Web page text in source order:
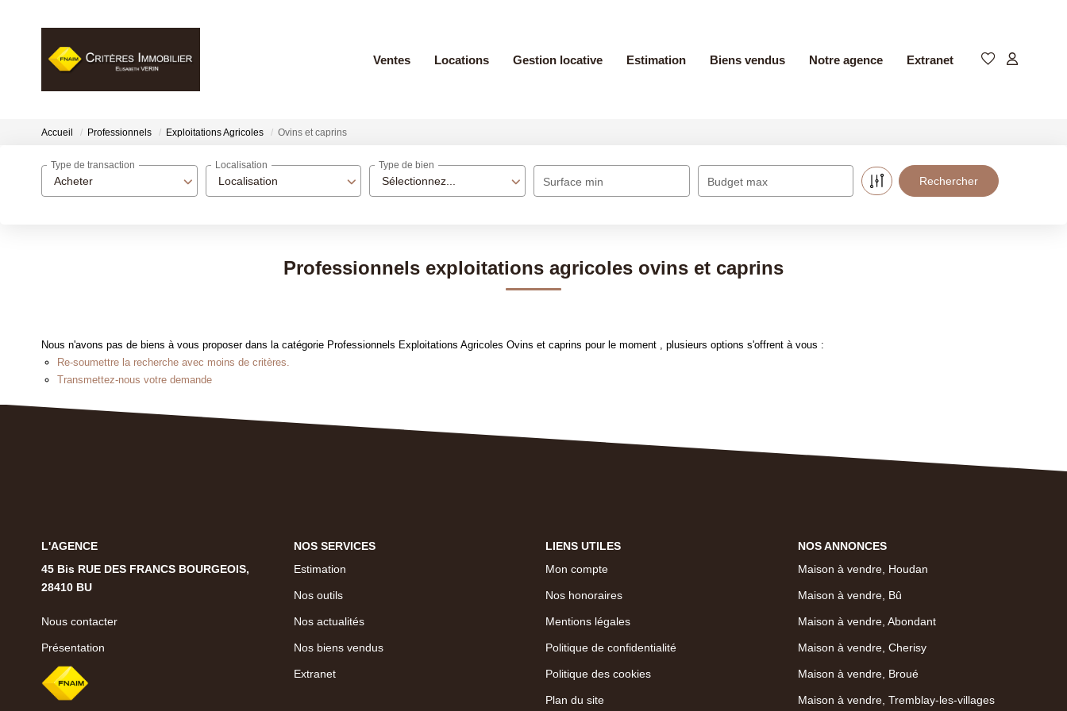
Ventes Locations Gestion locative Estimation Biens vendus Notre agence Extranet
Accueil Professionnels Exploitations Agricoles Ovins et caprins
Acheter
Type de transaction
Localisation
Localisation
Sélectionnez...
Type de bien
Surface min Budget max
Professionnels exploitations agricoles ovins et caprins
Nous n'avons pas de biens à vous proposer dans la catégorie Professionnels Exploitations Agricoles Ovins et caprins pour le moment , plusieurs options s'offrent à vous :
Re-soumettre la recherche avec moins de critères.
Transmettez-nous votre demande
L'AGENCE
45 Bis RUE DES FRANCS BOURGEOIS,
28410 BU
Nous contacter
Présentation
NOS SERVICES
Estimation
Nos outils
Nos actualités
Nos biens vendus
Extranet
LIENS UTILES
Mon compte
Nos honoraires
Mentions légales
Politique de confidentialité
Politique des cookies
Plan du site
NOS ANNONCES
Maison à vendre, Houdan
Maison à vendre, Bû
Maison à vendre, Abondant
Maison à vendre, Cherisy
Maison à vendre, Broué
Maison à vendre, Tremblay-les-villages